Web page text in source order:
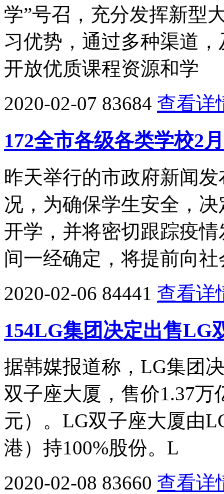
学”号召，充分发挥新型
习优势，通过多种渠道
开放优质课程资源和学
2020-02-07 83684 查看详
172全市各级各类学校2
昨天举行的市政府新闻
况，为确保学生安全，
开学，并将密切跟踪疫
间一经确定，将提前向
2020-02-06 84441 查看详
154LG集团决定出售LG
据韩媒报道称，LG集团
双子座大厦，售价1.37万
元）。LG双子座大厦由
港）持100%股份。L
2020-02-08 83660 查看详